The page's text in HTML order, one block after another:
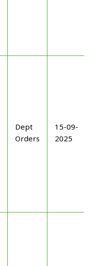
Dept
Orders
15-09-
2025